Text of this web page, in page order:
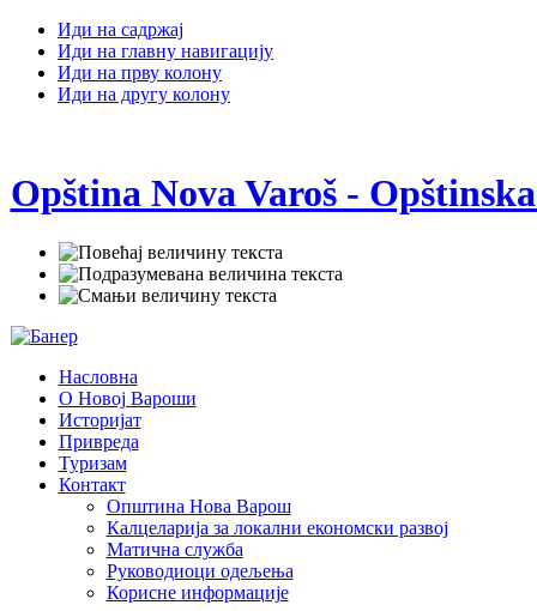
Иди на садржај
Иди на главну навигацију
Иди на прву колону
Иди на другу колону
Opština Nova Varoš -
Насловна
О Новој Вароши
Историјат
Привреда
Туризам
Контакт
Општина Нова Варош
Калцеларија за локални економски развој
Матична служба
Руководиоци одељења
Корисне информације